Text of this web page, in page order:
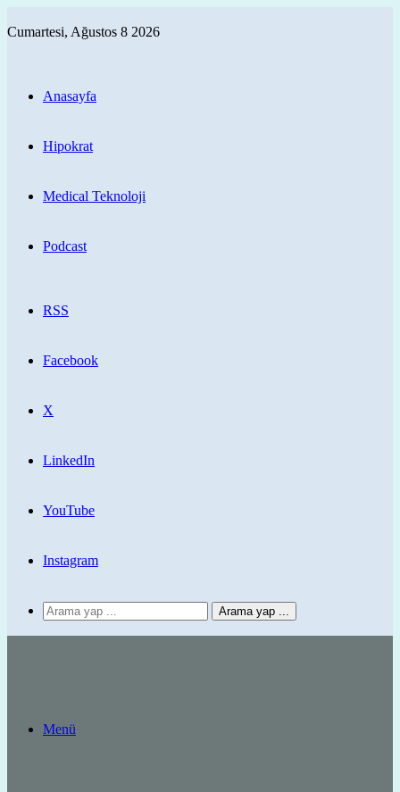
Cumartesi, Ağustos 8 2026
Anasayfa
Hipokrat
Medical Teknoloji
Podcast
RSS
Facebook
X
LinkedIn
YouTube
Instagram
Arama yap ...
Menü